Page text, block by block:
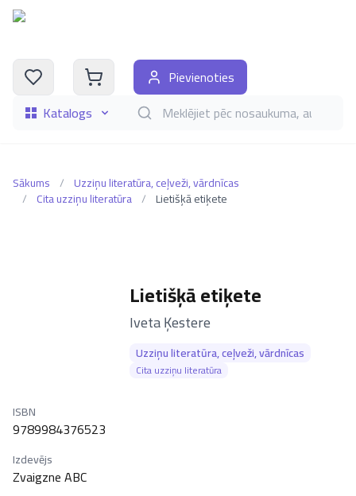
Katalogs Meklēt grāmatas pēc nosaukuma, autora,
Pievienoties
Sākums / Uzziņu literatūra, ceļveži, vārdnīcas
/ Cita uzziņu literatūra / Lietišķā etiķete
Lietišķā etiķete
–
Iveta Ķestere
Uzziņu literatūra, ceļveži, vārdnīcas
Cita uzziņu literatūra
ISBN
9789984376523
Izdevējs
Zvaigzne ABC